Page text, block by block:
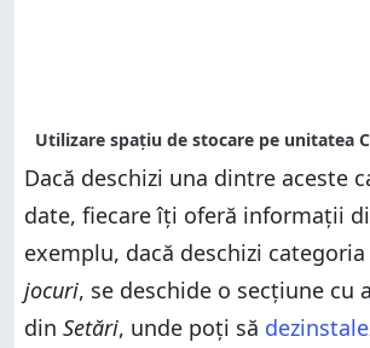
Dacă deschizi una dintre aceste
date, fiecare îți oferă informații
exemplu, dacă deschizi categoria
jocuri, se deschide o secțiune cu
din Setări, unde poți să